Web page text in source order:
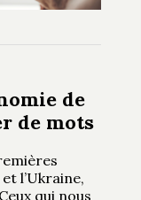
de
de mots
l’Ukraine,
qui nous